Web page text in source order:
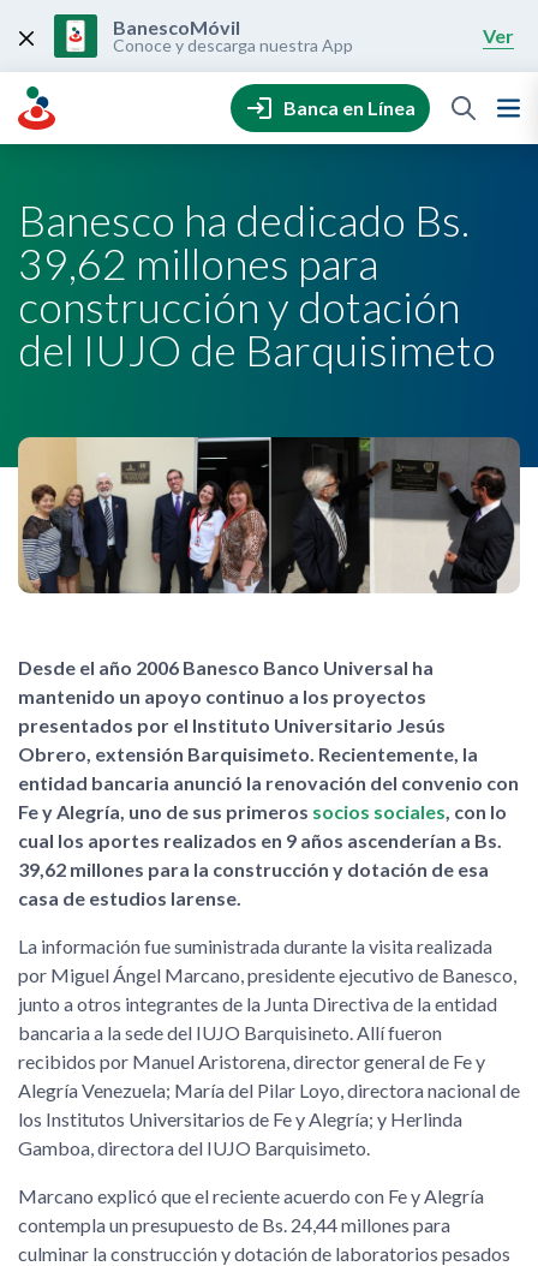
content
BanescoMóvil
Conoce y descarga nuestra App Ver
Banca en Línea
Banesco ha dedicado Bs.
39,62 millones para
construcción y dotación
del IUJO de Barquisimeto
Desde el año 2006 Banesco Banco Universal ha
mantenido un apoyo continuo a los proyectos
presentados por el Instituto Universitario Jesús
Obrero, extensión Barquisimeto. Recientemente, la
entidad bancaria anunció la renovación del convenio con
Fe y Alegría, uno de sus primeros socios sociales , con lo
cual los aportes realizados en 9 años ascenderían a Bs.
39,62 millones para la construcción y dotación de esa
casa de estudios larense.
La información fue suministrada durante la visita realizada
por Miguel Ángel Marcano, presidente ejecutivo de Banesco,
junto a otros integrantes de la Junta Directiva de la entidad
bancaria a la sede del IUJO Barquisineto. Allí fueron
recibidos por Manuel Aristorena, director general de Fe y
Alegría Venezuela; María del Pilar Loyo, directora nacional de
los Institutos Universitarios de Fe y Alegría; y Herlinda
Gamboa, directora del IUJO Barquisimeto.
Marcano explicó que el reciente acuerdo con Fe y Alegría
contempla un presupuesto de Bs. 24,44 millones para
culminar la construcción y dotación de laboratorios pesados